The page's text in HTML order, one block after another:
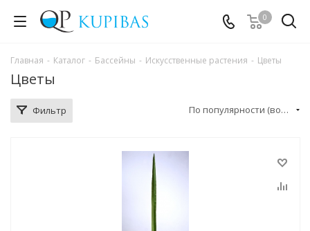
0
Главная - Каталог - Бассейны - Искусственные растения - Цветы
Цветы
Фильтр По популярности (возрастание)